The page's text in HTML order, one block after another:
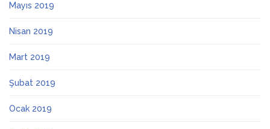
Mayıs 2019
Nisan 2019
Mart 2019
Şubat 2019
Ocak 2019